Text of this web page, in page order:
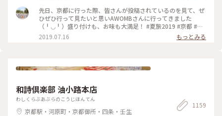
先日、京都に行った際、皆さんが投稿されているのを見て、ぜ
ひぜひ行って見たいと思いAWOMBさんに行ってきました
（╹◡╹）盛り付けも、お味も大満足！ #夏旅2019 #京都 #五
条 #AWOMB
2019.07.16 もっとみる
和詩倶楽部 油小路本店
わしくらぶあぶらのこうじほんてん
京都駅・河原町・京都御所・四条・壬生
1159